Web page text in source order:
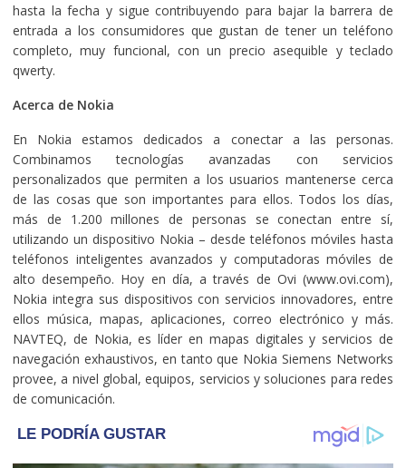
hasta la fecha y sigue contribuyendo para bajar la barrera de
entrada a los consumidores que gustan de tener un teléfono
completo, muy funcional, con un precio asequible y teclado
qwerty.
Acerca de Nokia
En Nokia estamos dedicados a conectar a las personas.
Combinamos tecnologías avanzadas con servicios
personalizados que permiten a los usuarios mantenerse cerca
de las cosas que son importantes para ellos. Todos los días,
más de 1.200 millones de personas se conectan entre sí,
utilizando un dispositivo Nokia – desde teléfonos móviles hasta
teléfonos inteligentes avanzados y computadoras móviles de
alto desempeño. Hoy en día, a través de Ovi (www.ovi.com),
Nokia integra sus dispositivos con servicios innovadores, entre
ellos música, mapas, aplicaciones, correo electrónico y más.
NAVTEQ, de Nokia, es líder en mapas digitales y servicios de
navegación exhaustivos, en tanto que Nokia Siemens Networks
provee, a nivel global, equipos, servicios y soluciones para redes
de comunicación.